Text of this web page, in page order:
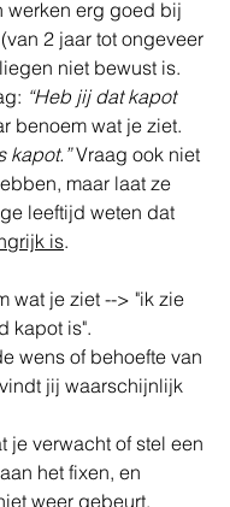
werken erg goed bij
2 jaar tot ongeveer
niet bewust is.
“Heb jij dat kapot
benoem wat je ziet.
kapot.” Vraag ook niet
maar laat ze
leeftijd weten dat
is.
wat je ziet --> "ik zie
kapot is".
wens of behoefte van
jij waarschijnlijk
je verwacht of stel een
het fixen, en
weer gebeurt.